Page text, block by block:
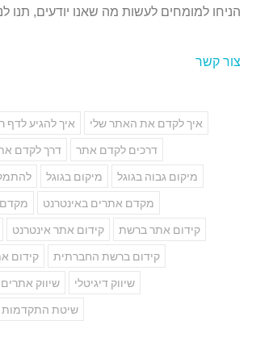
הניחו למומחים לעשות מה שאנו יודעים,
צור קשר
איך להגיע לדף
איך לקדם את האתר שלי
דרך לקדם
דרכים לקדם אתר
מיקום בגוגל
מיקום גבוה בגוגל
מקדם אתרים באינטרנט
קידום אתר אינטרנט
קידום אתר ברשת
קידום
קידום ברשת החברתית
שיווק
שיווק דיגיטלי
שיטת התקדמות